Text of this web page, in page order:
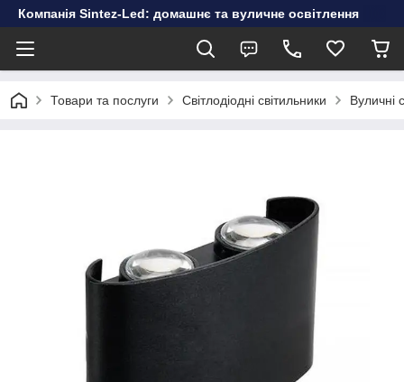
Компанія Sintez-Led: домашнє та вуличне освітлення
Товари та послуги Світлодіодні світильники Вуличні